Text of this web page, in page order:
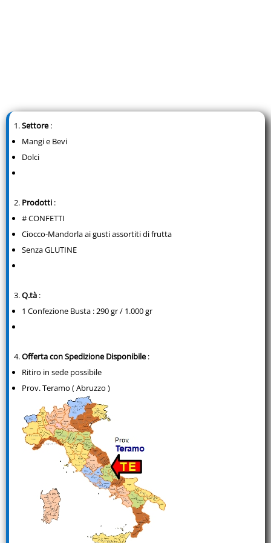
Settore:
Mangi e Bevi
Dolci
Prodotti :
# CONFETTI
Ciocco-Mandorla ai gusti assortiti di frutta
Senza GLUTINE
Q.tà :
1 Confezione Busta : 290 gr / 1.000 gr
Offerta con Spedizione Disponibile:
Ritiro in sede possibile
Prov. Teramo ( Abruzzo )